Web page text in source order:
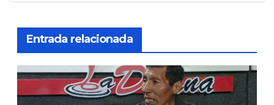
Entrada relacionada